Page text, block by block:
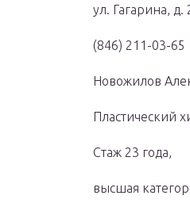
ул. Гагарина,
(846) 211-03-65
Новожилов
Пластический
Стаж 23 года,
высшая